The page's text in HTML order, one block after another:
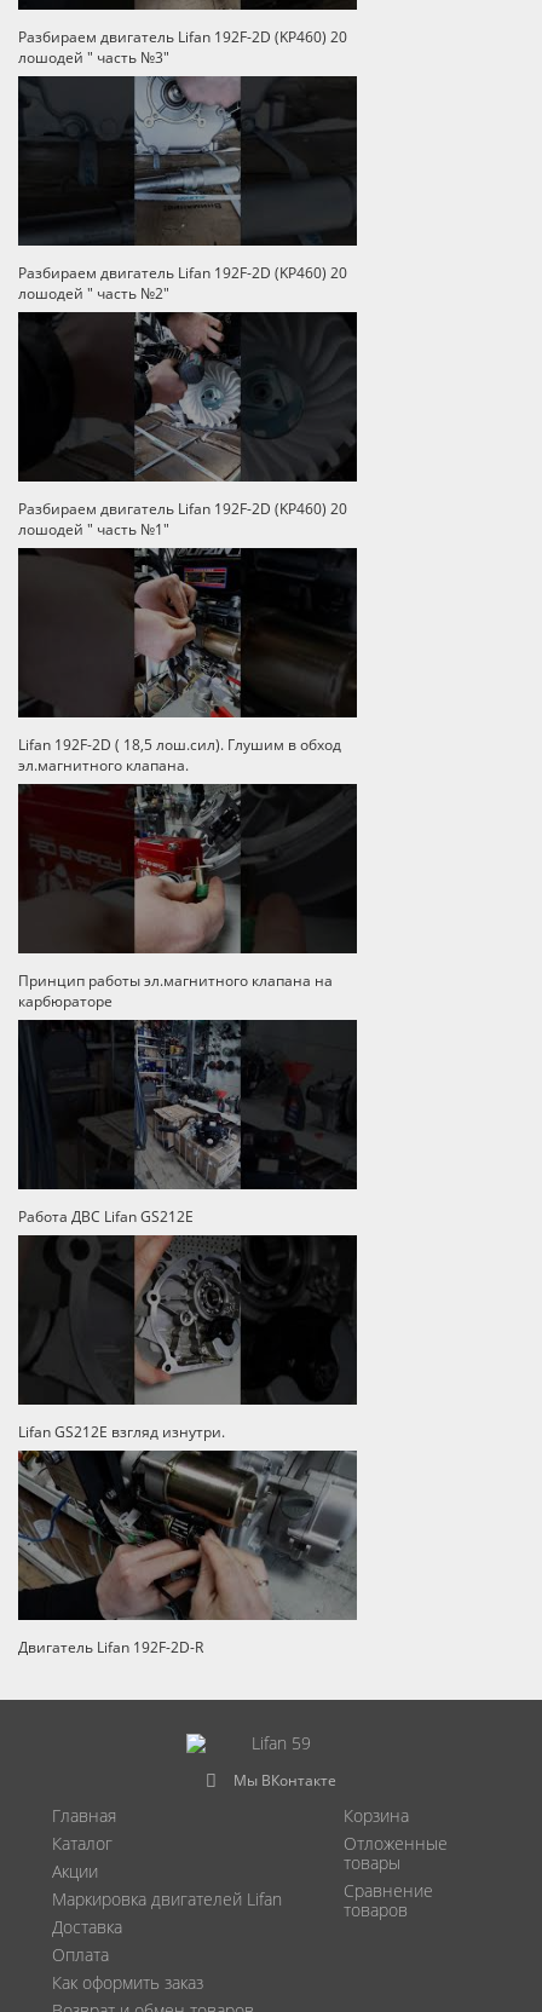
Разбираем двигатель Lifan 192F-2D (KP460) 20
лошодей " часть №3"
Разбираем двигатель Lifan 192F-2D (KP460) 20
лошодей " часть №2"
Разбираем двигатель Lifan 192F-2D (KP460) 20
лошодей " часть №1"
Lifan 192F-2D ( 18,5 лош.сил). Глушим в обход
эл.магнитного клапана.
Принцип работы эл.магнитного клапана на
карбюраторе
Работа ДВС Lifan GS212E
Lifan GS212E взгляд изнутри.
Двигатель Lifan 192F-2D-R
Мы ВКонтакте
Главная
Каталог
Акции
Маркировка двигателей Lifan
Доставка
Оплата
Как оформить заказ
Корзина
Отложенные
товары
Сравнение
товаров